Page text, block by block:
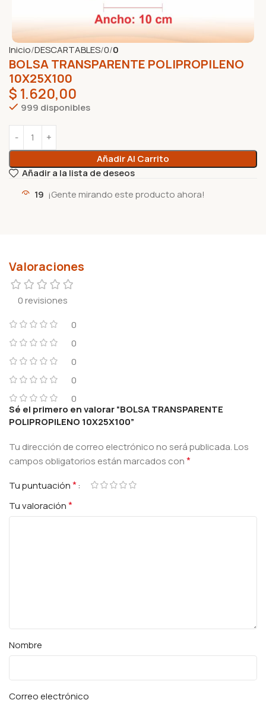
Inicio DESCARTABLES 0 0
BOLSA TRANSPARENTE POLIPROPILENO
10X25X100
$ 1.620,00
999 disponibles
Añadir Al Carrito
Añadir a la lista de deseos
19 ¡Gente mirando este producto ahora!
Valoraciones
0 revisiones
0
0
0
0
0
Sé el primero en valorar “BOLSA TRANSPARENTE
POLIPROPILENO 10X25X100”
Tu dirección de correo electrónico no será publicada.Los
campos obligatorios están marcados con*
Tu puntuación*
Tu valoración*
Nombre
Correo electrónico